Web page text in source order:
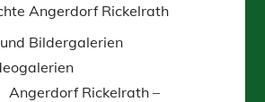
Angerdorf Rickelrath
Bildergalerien
Angerdorf Rickelrath –